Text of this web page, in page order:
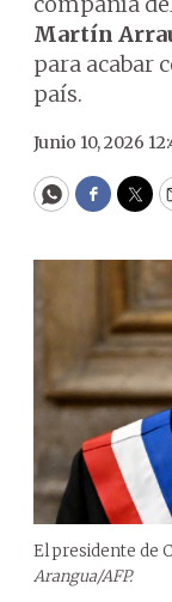
Martín
para acabar
país.
Junio 10, 2026
WhatsApp
El presidente de
Arangua/AFP.